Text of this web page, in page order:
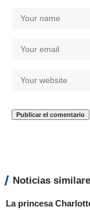
Noticias
La princesa